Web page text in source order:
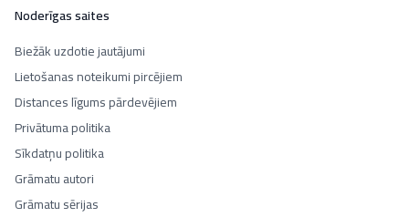
Noderīgas saites
Biežāk uzdotie jautājumi
Lietošanas noteikumi pircējiem
Distances līgums pārdevējiem
Privātuma politika
Sīkdatņu politika
Grāmatu autori
Grāmatu sērijas